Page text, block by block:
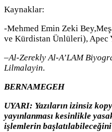
Kaynaklar:
-Mehmed Emin Zeki
ve Kürdistan Ünlüleri), Apec
–Al-Zerekly Al-A’LAM
Lilmalayin.
BERNAMEGEH
UYARI: Yazıların izinsiz
yayınlanması kesinlikle
işlemlerin